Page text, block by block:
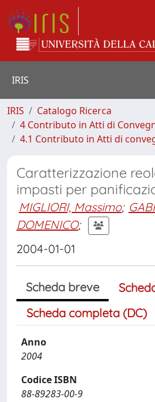
IRIS
IRIS
Catalogo Ricerca
4 Contributo in Atti di
4.1 Contributo in Atti di
Caratterizzazione
impasti per
MIGLIORI, Massimo;
DOMENICO;
2004-01-01
Scheda breve
Scheda completa (DC)
Anno
2004
Codice ISBN
88-89283-00-9